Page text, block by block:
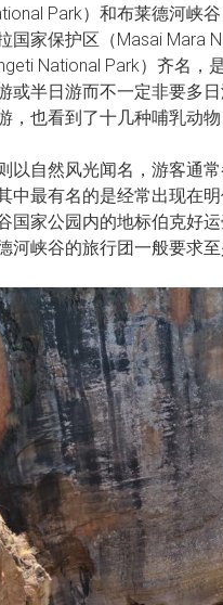
Park）和布莱德河峡
国家保护区（Masai Mara
National Park）齐名，
或半日游而不一定非要多
，也看到了十几种哺乳动物
以自然风光闻名，游客通
中最有名的是经常出现在
国家公园内的地标伯克好
河峡谷的旅行团一般要求